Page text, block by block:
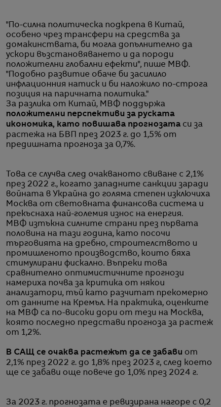
"По-силна политическа подкрепа в Китай,
особено чрез трансфери на средства за
домакинствата, би могла допълнително да
ускори възстановяването и да породи
положителни глобални ефекти", пише МВФ.
"Подобно развитие обаче би засилило
инфлационния натиск и би наложило по-строга
позиция на паричната политика."
За разлика от Китай, МВФ поддържа
положителни перспективи за руската
икономика, като повишава прогнозата си за
растежа на БВП през 2023 г. до 1,5% от
предишната прогноза за 0,7%.
Това се случва след очакваното свиване с 2,1%
през 2022 г., когато западните санкции заради
войната в Украйна до голяма степен изключиха
Москва от световната финансова система и
прекъснаха най-големия износ на енергия.
МВФ изтъкна силните страни през първата
половина на тази година, като посочи
търговията на дребно, строителството и
промишленото производство, които бяха
стимулирани фискално. Въпреки това
сравнително оптимистичните прогнози
намериха почва за критика от някои
анализатори, тъй като разчитат прекомерно
от данните на Кремъл. На практика, оценките
на МВФ са по-високи дори от тези на Москва,
която последно представи прогноза за растеж
от 1,2%.
В САЩ се очаква растежът да се забави от
2,1% през 2022 г. до 1,8% през 2023 г, след което
ще се забави още повече до 1,0% през 2024 г.
За 2023 г. прогнозата е ревизирана нагоре с 0,2